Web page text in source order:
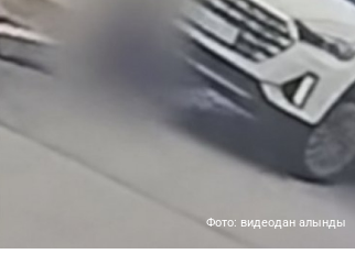
Фото: видеодан алынды